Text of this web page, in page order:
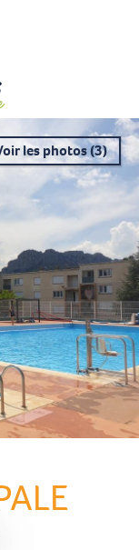
les photos (3)